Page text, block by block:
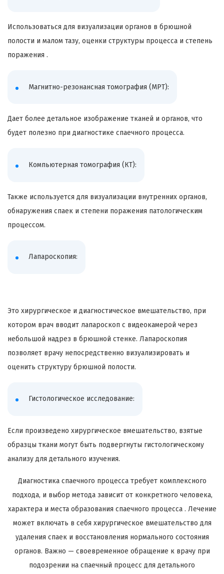
Использоваться для визуализации органов в брюшной
полости и малом тазу, оценки структуры процесса и степень
поражения .
Магнитно-резонансная томография (МРТ):
Дает более детальное изображение тканей и органов, что
будет полезно при диагностике спаечного процесса.
Компьютерная томография (КТ):
Также используется для визуализации внутренних органов,
обнаружения спаек и степени поражения патологическим
процессом.
Лапароскопия:
Это хирургическое и диагностическое вмешательство, при
котором врач вводит лапароскоп с видеокамерой через
небольшой надрез в брюшной стенке. Лапароскопия
позволяет врачу непосредственно визуализировать и
оценить структуру брюшной полости.
Гистологическое исследование:
Если произведено хирургическое вмешательство, взятые
образцы ткани могут быть подвергнуты гистологическому
анализу для детального изучения.
Диагностика спаечного процесса требует комплексного
подхода, и выбор метода зависит от конкретного человека,
характера и места образования спаечного процесса . Лечение
может включать в себя хирургическое вмешательство для
удаления спаек и восстановления нормального состояния
органов. Важно — своевременное обращение к врачу при
подозрении на спаечный процесс для детального